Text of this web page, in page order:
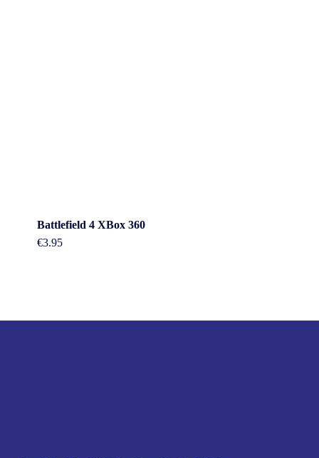
Battlefield 4 XBox 360
€3.95